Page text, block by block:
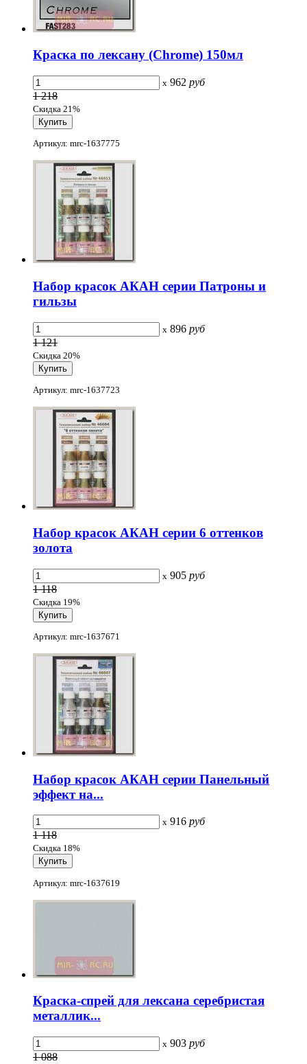
Краска по лексану (Chrome) 150мл
x 962 руб
1 218
Скидка 21%
Артикул: mrc-1637775
Набор красок АКАН серии Патроны и
гильзы
x 896 руб
1 121
Скидка 20%
Артикул: mrc-1637723
Набор красок АКАН серии 6 оттенков
золота
x 905 руб
1 118
Скидка 19%
Артикул: mrc-1637671
Набор красок АКАН серии Панельный
эффект на...
x 916 руб
1 118
Скидка 18%
Артикул: mrc-1637619
Краска-спрей для лексана серебристая
металлик...
x 903 руб
1 088